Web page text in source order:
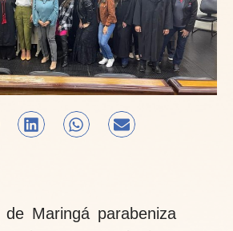
Maringá parabeniza